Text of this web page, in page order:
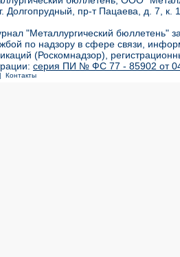
Долгопрудный, пр-т Пацаева, д. 7,
"Металлургический бюллетень"
по надзору в сфере связи,
(Роскомнадзор),
серия ПИ № ФС 77 - 85902 от 04
Контакты